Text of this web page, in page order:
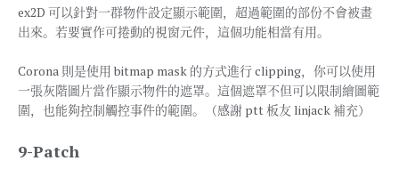
ex2D 可以針對一群物件設定顯示範圍，超過範圍的部份不會被畫
出來。若要實作可捲動的視窗元件，這個功能相當有用。
Corona 則是使用 bitmap mask 的方式進行 clipping，你可以使用
一張灰階圖片當作顯示物件的遮罩。這個遮罩不但可以限制繪圖範
圍，也能夠控制觸控事件的範圍。（感謝 ptt 板友 linjack 補充）
9-Patch